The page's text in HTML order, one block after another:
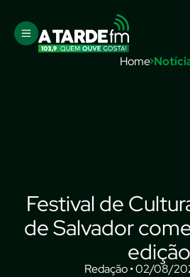
Home
Festival de
de Salvador
edição
Redação • 02/08/